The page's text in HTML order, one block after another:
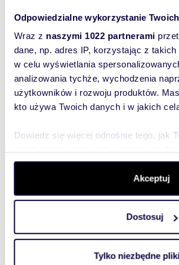
Odpowiedzialne wykorzystanie
Wraz z naszymi 1022 partnerami
dane, np. adres IP, korzystając z
w celu wyświetlania
analizowania tychże, wychodzenia
użytkowników i rozwoju produktów.
kto używa Twoich danych i w jakich
Dowiedz się więcej odnośnie tego, jak
szczegółów. W Deklaracji plików
wycofać swoją zgodę w dowolnej chwili.
aby oferować funkcje
witrynie. Informacje o tym, jak
analitycznym. Partnerzy mogą
Akceptuj
Dostosuj
Tylko niezbędne